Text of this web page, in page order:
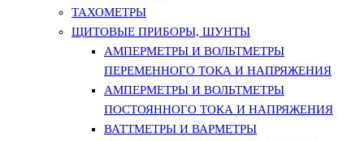
ТАХОМЕТРЫ
ЩИТОВЫЕ ПРИБОРЫ, ШУНТЫ
АМПЕРМЕТРЫ И ВОЛЬТМЕТРЫ
ПЕРЕМЕННОГО ТОКА И НАПРЯЖЕНИЯ
АМПЕРМЕТРЫ И ВОЛЬТМЕТРЫ
ПОСТОЯННОГО ТОКА И НАПРЯЖЕНИЯ
ВАТТМЕТРЫ И ВАРМЕТРЫ